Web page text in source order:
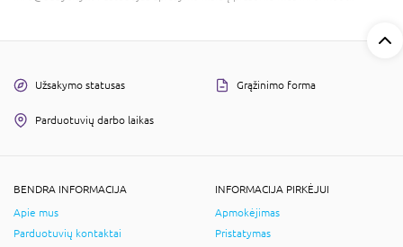
Užsakymo statusas Grąžinimo forma
Parduotuvių darbo laikas
BENDRA INFORMACIJA
Apie mus
Parduotuvių kontaktai
INFORMACIJA PIRKĖJUI
Apmokėjimas
Pristatymas